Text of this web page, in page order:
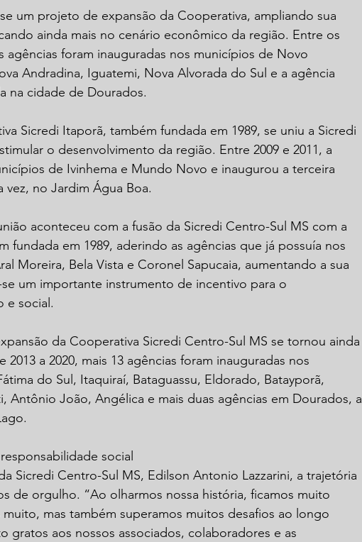
um projeto de expansão da Cooperativa, ampliando sua
ainda mais no cenário econômico da região. Entre os
agências foram inauguradas nos municípios de Novo
Andradina, Iguatemi, Nova Alvorada do Sul e a agência
na cidade de Dourados.
Sicredi Itaporã, também fundada em 1989, se uniu a Sicredi
o desenvolvimento da região. Entre 2009 e 2011, a
de Ivinhema e Mundo Novo e inaugurou a terceira
no Jardim Água Boa.
aconteceu com a fusão da Sicredi Centro-Sul MS com a
fundada em 1989, aderindo as agências que já possuía nos
Moreira, Bela Vista e Coronel Sapucaia, aumentando a sua
um importante instrumento de incentivo para o
e social.
da Cooperativa Sicredi Centro-Sul MS se tornou ainda
2013 a 2020, mais 13 agências foram inauguradas nos
do Sul, Itaquiraí, Bataguassu, Eldorado, Batayporã,
Antônio João, Angélica e mais duas agências em Dourados, a
social
Sicredi Centro-Sul MS, Edilson Antonio Lazzarini, a trajetória
de orgulho. “Ao olharmos nossa história, ficamos muito
mas também superamos muitos desafios ao longo
gratos aos nossos associados, colaboradores e as